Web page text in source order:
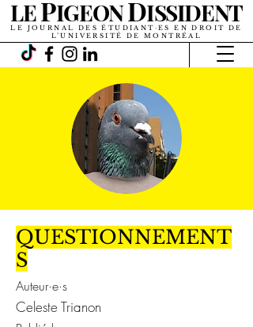
LEPIGEONDISSIDENT
LE JOURNAL DES ÉTUDIANT·ES EN DROIT DE
L’UNIVERSITÉ DE MONTRÉAL
QUESTIONNEMENT
S
Auteur·e·s
Celeste Trianon